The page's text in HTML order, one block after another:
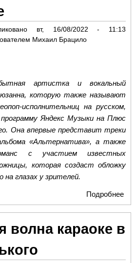
вт, 16/08/2022 - 11:13
Михаил Брацило
артистка и вокальный
которую также называют
исполнительниц на русском,
Яндекс Музыки на Плюс
Она впервые представит треки
«Альтернатива», а также
с участием известных
которая создаст обложку
на глазах у зрителей.
Подробнее
как
караоке в